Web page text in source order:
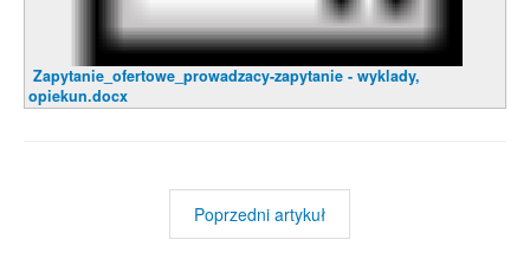
Zapytanie_ofertowe_prowadzacy-zapytanie - wyklady,
opiekun.docx
Poprzedni artykuł